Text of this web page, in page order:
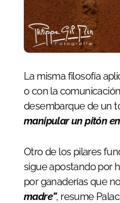
La misma filosofía
o con la
desembarque de un
manipular un pitón
Otro de los pilares
sigue apostando por
por ganaderías que
madre”, resume